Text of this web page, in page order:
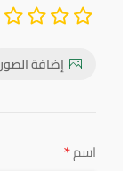
إضافة الصور
اسم*